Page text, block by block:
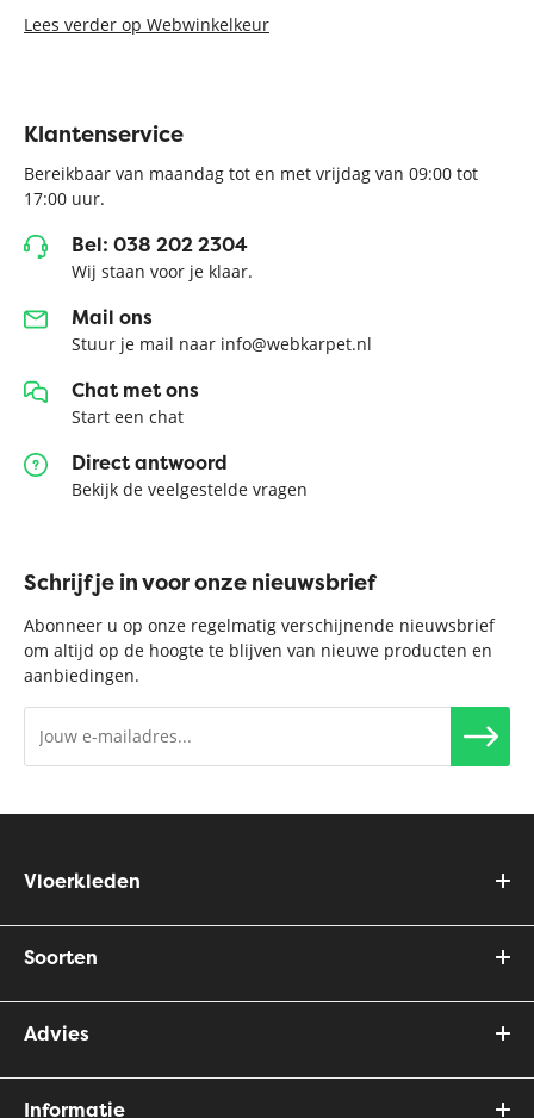
Lees verder op Webwinkelkeur
Klantenservice
Bereikbaar van maandag tot en met vrijdag van 09:00 tot
17:00 uur.
Bel: 038 202 2304
Wij staan voor je klaar.
Mail ons
Stuur je mail naar info@webkarpet.nl
Chat met ons
Start een chat
Direct antwoord
Bekijk de veelgestelde vragen
Schrijf je in voor onze nieuwsbrief
Abonneer u op onze regelmatig verschijnende nieuwsbrief
om altijd op de hoogte te blijven van nieuwe producten en
aanbiedingen.
Vloerkleden
Soorten
Advies
Informatie